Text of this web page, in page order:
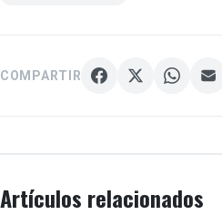
COMPARTIR
Artículos relacionados